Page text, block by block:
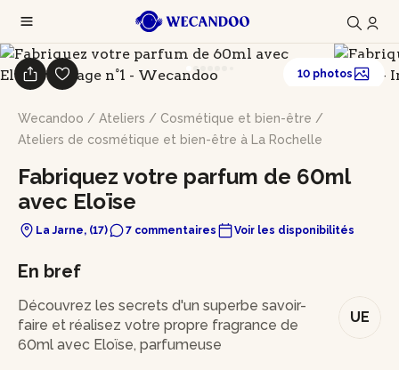
Wecandoo / Ateliers / Cosmétique et bien-être /
Ateliers de cosmétique et bien-être à La Rochelle
Fabriquez votre parfum de 60ml
avec Eloïse
La Jarne, (17) 7 commentaires Voir les disponibilités
10 photos
En bref
UE
Découvrez les secrets d'un superbe savoir-
faire et réalisez votre propre fragrance de
60ml avec Eloïse, parfumeuse